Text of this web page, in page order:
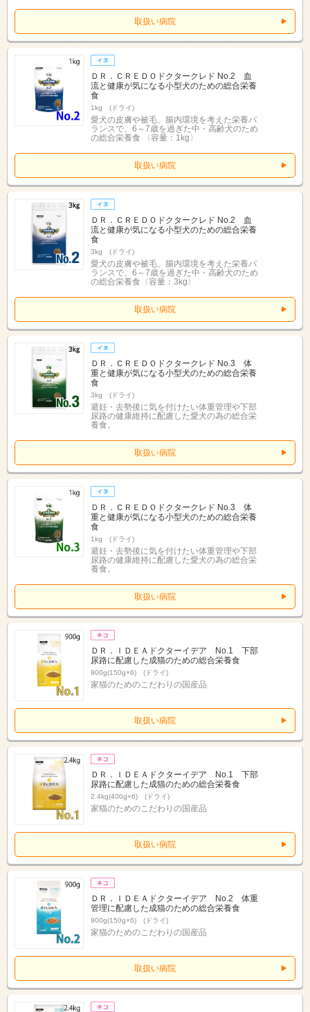
取扱い病院
ＤＲ．ＣＲＥＤＯドクタークレド No.2 血
流と健康が気になる小型犬のための総合栄養
食
1kg (ドライ)
愛犬の皮膚や被毛、腸内環境を考えた栄養バ
ランスで、6～7歳を過ぎた中・高齢犬のため
の総合栄養食 〈容量：1kg〉
取扱い病院
ＤＲ．ＣＲＥＤＯドクタークレド No.2 血
流と健康が気になる小型犬のための総合栄養
食
3kg (ドライ)
愛犬の皮膚や被毛、腸内環境を考えた栄養バ
ランスで、6～7歳を過ぎた中・高齢犬のため
の総合栄養食〈容量：3kg〉
取扱い病院
ＤＲ．ＣＲＥＤＯドクタークレド No.3 体
重と健康が気になる小型犬のための総合栄養
食
3kg (ドライ)
避妊・去勢後に気を付けたい体重管理や下部
尿路の健康維持に配慮した愛犬の為の総合栄
養食。
取扱い病院
ＤＲ．ＣＲＥＤＯドクタークレド No.3 体
重と健康が気になる小型犬のための総合栄養
食
1kg (ドライ)
避妊・去勢後に気を付けたい体重管理や下部
尿路の健康維持に配慮した愛犬の為の総合栄
養食。
取扱い病院
ＤＲ．ＩＤＥＡドクターイデア No.1 下部
尿路に配慮した成猫のための総合栄養食
900g(150g×6) (ドライ)
家猫のためのこだわりの国産品
取扱い病院
ＤＲ．ＩＤＥＡドクターイデア No.1 下部
尿路に配慮した成猫のための総合栄養食
2.4kg(400g×6) (ドライ)
家猫のためのこだわりの国産品
取扱い病院
ＤＲ．ＩＤＥＡドクターイデア No.2 体重
管理に配慮した成猫のための総合栄養食
900g(150g×6) (ドライ)
家猫のためのこだわりの国産品
取扱い病院